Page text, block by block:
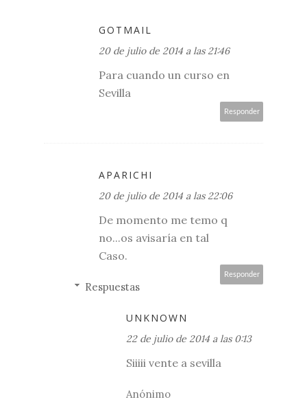
GOTMAIL
20 de julio de 2014 a las 21:46
Para cuando un curso en
Sevilla
Responder
APARICHI
20 de julio de 2014 a las 22:06
De momento me temo q
no...os avisaría en tal
Caso.
Responder
Respuestas
UNKNOWN
22 de julio de 2014 a las 0:13
Siiiii vente a sevilla
Anónimo